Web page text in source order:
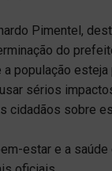
Pimentel,
do
população
sérios
cidadãos sobre
estar e a saúde